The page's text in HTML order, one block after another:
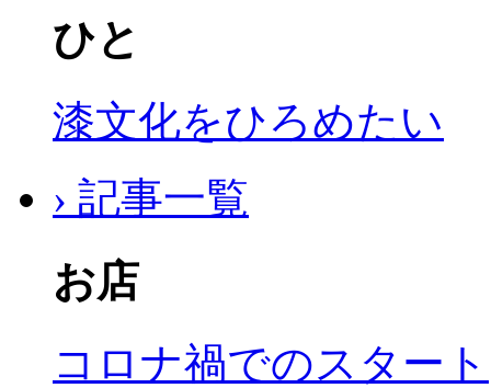
ひと
漆文化をひろめたい
› 記事一覧
お店
コロナ禍でのスタート